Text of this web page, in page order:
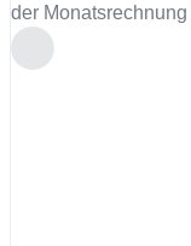
der Monatsrechnung